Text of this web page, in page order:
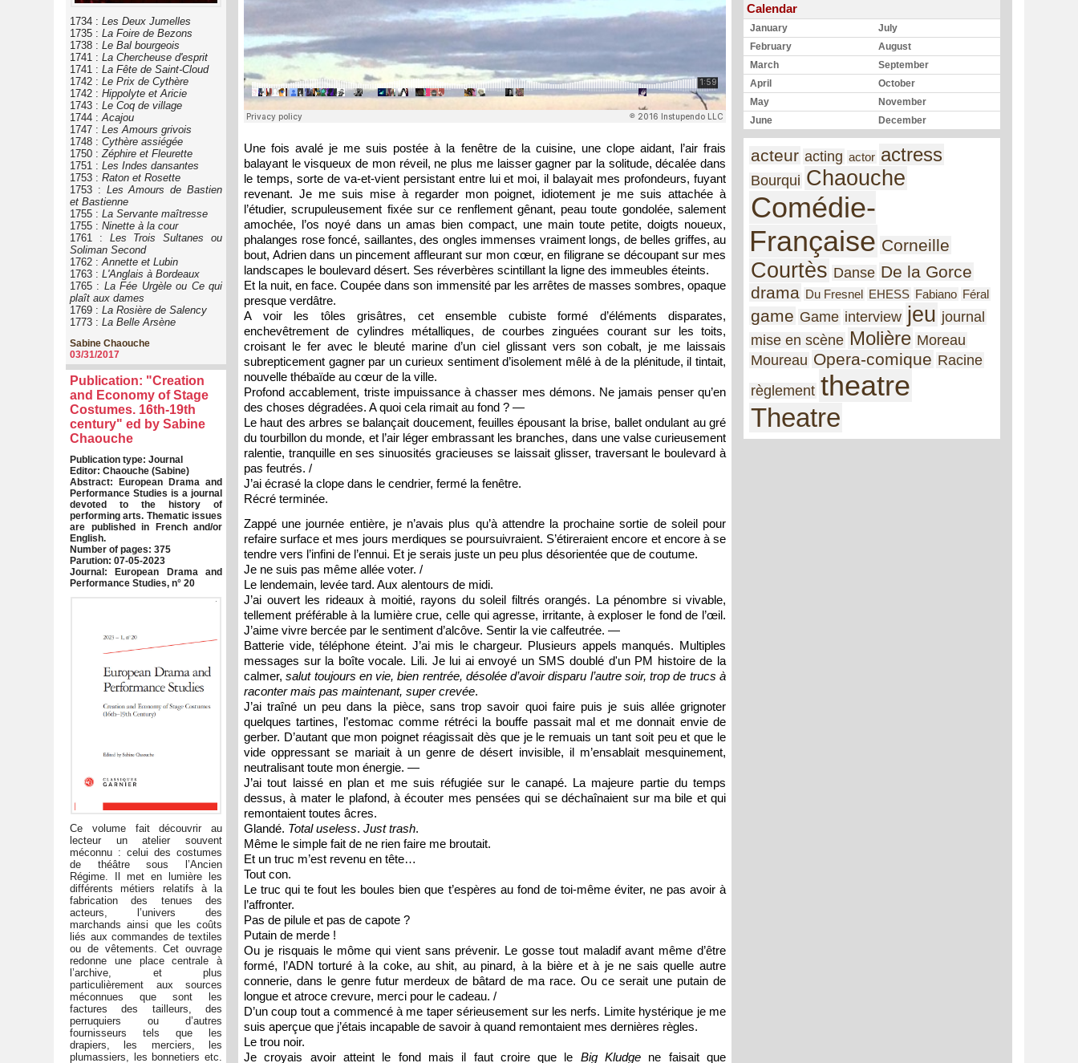
1734 : Les Deux Jumelles
1735 : La Foire de Bezons
1738 : Le Bal bourgeois
1741 : La Chercheuse d'esprit
1741 : La Fête de Saint-Cloud
1742 : Le Prix de Cythère
1742 : Hippolyte et Aricie
1743 : Le Coq de village
1744 : Acajou
1747 : Les Amours grivois
1748 : Cythère assiégée
1750 : Zéphire et Fleurette
1751 : Les Indes dansantes
1753 : Raton et Rosette
1753 : Les Amours de Bastien
et Bastienne
1755 : La Servante maîtresse
1755 : Ninette à la cour
1761 : Les Trois Sultanes ou
Soliman Second
1762 : Annette et Lubin
1763 : L'Anglais à Bordeaux
1765 : La Fée Urgèle ou Ce qui
plaît aux dames
1769 : La Rosière de Salency
1773 : La Belle Arsène
Sabine Chaouche
03/31/2017
Publication: "Creation
and Economy of Stage
Costumes. 16th-19th
century" ed by Sabine
Chaouche
Publication type: Journal
Editor: Chaouche (Sabine)
Abstract: European Drama and
Performance Studies is a journal
devoted to the history of
performing arts. Thematic issues
are published in French and/or
English.
Number of pages: 375
Parution: 07-05-2023
Journal: European Drama and
Performance Studies, n° 20
Ce volume fait découvrir au
lecteur un atelier souvent
méconnu : celui des costumes
de théâtre sous l’Ancien
Régime. Il met en lumière les
différents métiers relatifs à la
fabrication des tenues des
acteurs, l’univers des
marchands ainsi que les coûts
liés aux commandes de textiles
ou de vêtements. Cet ouvrage
redonne une place centrale à
l’archive, et plus
particulièrement aux sources
méconnues que sont les
factures des tailleurs, des
perruquiers ou d’autres
fournisseurs tels que les
drapiers, les merciers, les
plumassiers, les bonnetiers etc.
Une fois avalé je me suis postée à la fenêtre de la cuisine, une clope aidant, l’air frais
balayant le visqueux de mon réveil, ne plus me laisser gagner par la solitude, décalée dans
le temps, sorte de va-et-vient persistant entre lui et moi, il balayait mes profondeurs, fuyant
revenant. Je me suis mise à regarder mon poignet, idiotement je me suis attachée à
l’étudier, scrupuleusement fixée sur ce renflement gênant, peau toute gondolée, salement
amochée, l’os noyé dans un amas bien compact, une main toute petite, doigts noueux,
phalanges rose foncé, saillantes, des ongles immenses vraiment longs, de belles griffes, au
bout, Adrien dans un pincement affleurant sur mon cœur, en filigrane se découpant sur mes
landscapes le boulevard désert. Ses réverbères scintillant la ligne des immeubles éteints.
Et la nuit, en face. Coupée dans son immensité par les arrêtes de masses sombres, opaque
presque verdâtre.
A voir les tôles grisâtres, cet ensemble cubiste formé d’éléments disparates,
enchevêtrement de cylindres métalliques, de courbes zinguées courant sur les toits,
croisant le fer avec le bleuté marine d’un ciel glissant vers son cobalt, je me laissais
subrepticement gagner par un curieux sentiment d’isolement mêlé à de la plénitude, il tintait,
nouvelle thébaïde au cœur de la ville.
Profond accablement, triste impuissance à chasser mes démons. Ne jamais penser qu’en
des choses dégradées. A quoi cela rimait au fond ? ―
Le haut des arbres se balançait doucement, feuilles épousant la brise, ballet ondulant au gré
du tourbillon du monde, et l’air léger embrassant les branches, dans une valse curieusement
ralentie, tranquille en ses sinuosités gracieuses se laissait glisser, traversant le boulevard à
pas feutrés. /
J’ai écrasé la clope dans le cendrier, fermé la fenêtre.
Récré terminée.
Zappé une journée entière, je n’avais plus qu’à attendre la prochaine sortie de soleil pour
refaire surface et mes jours merdiques se poursuivraient. S’étireraient encore et encore à se
tendre vers l’infini de l’ennui. Et je serais juste un peu plus désorientée que de coutume.
Je ne suis pas même allée voter. /
Le lendemain, levée tard. Aux alentours de midi.
J’ai ouvert les rideaux à moitié, rayons du soleil filtrés orangés. La pénombre si vivable,
tellement préférable à la lumière crue, celle qui agresse, irritante, à exploser le fond de l’œil.
J’aime vivre bercée par le sentiment d’alcôve. Sentir la vie calfeutrée. ―
Batterie vide, téléphone éteint. J’ai mis le chargeur. Plusieurs appels manqués. Multiples
messages sur la boîte vocale. Lili. Je lui ai envoyé un SMS doublé d'un PM histoire de la
calmer,salut toujours en vie, bien rentrée, désolée d’avoir disparu l’autre soir, trop de trucs à
raconter mais pas maintenant, super crevée.
J’ai traîné un peu dans la pièce, sans trop savoir quoi faire puis je suis allée grignoter
quelques tartines, l’estomac comme rétréci la bouffe passait mal et me donnait envie de
gerber. D’autant que mon poignet réagissait dès que je le remuais un tant soit peu et que le
vide oppressant se mariait à un genre de désert invisible, il m’ensablait mesquinement,
neutralisant toute mon énergie. ―
J’ai tout laissé en plan et me suis réfugiée sur le canapé. La majeure partie du temps
dessus, à mater le plafond, à écouter mes pensées qui se déchaînaient sur ma bile et qui
remontaient toutes âcres.
Glandé. Total useless. Just trash.
Même le simple fait de ne rien faire me broutait.
Et un truc m’est revenu en tête…
Tout con.
Le truc qui te fout les boules bien que t’espères au fond de toi-même éviter, ne pas avoir à
l’affronter.
Pas de pilule et pas de capote ?
Putain de merde !
Ou je risquais le môme qui vient sans prévenir. Le gosse tout maladif avant même d’être
formé, l’ADN torturé à la coke, au shit, au pinard, à la bière et à je ne sais quelle autre
connerie, dans le genre futur merdeux de bâtard de ma race. Ou ce serait une putain de
longue et atroce crevure, merci pour le cadeau. /
D’un coup tout a commencé à me taper sérieusement sur les nerfs. Limite hystérique je me
suis aperçue que j’étais incapable de savoir à quand remontaient mes dernières règles.
Le trou noir.
Je croyais avoir atteint le fond mais il faut croire que le Big Kludge ne faisait que
Calendar
January
February
March
April
May
June
July
August
September
October
November
December
acteur acting actor actress
Bourqui Chaouche
Comédie-
Française Corneille
Courtès Danse De la Gorce
drama Du Fresnel EHESS Fabiano Féral
game Game interview jeu journal
mise en scène Molière Moreau
Moureau Opera-comique Racine
règlement theatre
Theatre